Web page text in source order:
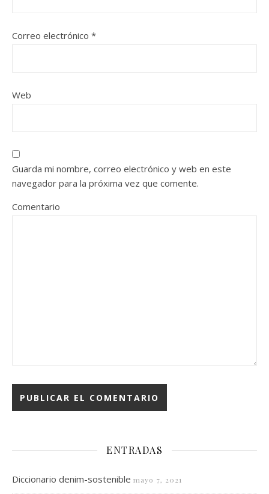
Correo electrónico *
Web
Guarda mi nombre, correo electrónico y web en este
navegador para la próxima vez que comente.
Comentario
ENTRADAS
Diccionario denim-sostenible mayo 7, 2021